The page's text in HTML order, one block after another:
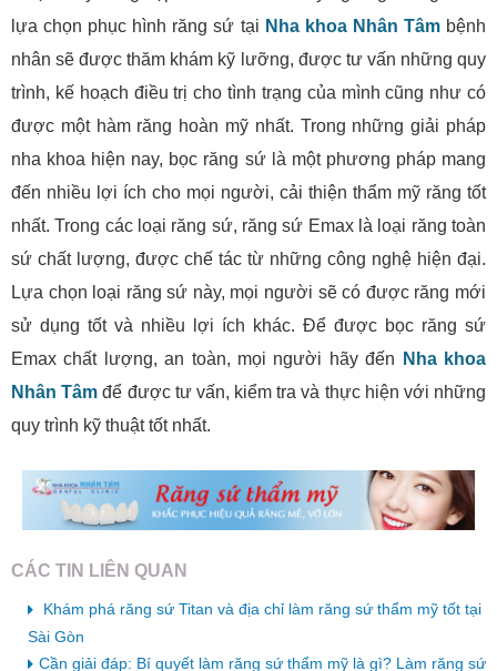
lựa chọn phục hình răng sứ tại Nha khoa Nhân Tâmbệnh
nhân sẽ được thăm khám kỹ lưỡng, được tư vấn những quy
trình, kế hoạch điều trị cho tình trạng của mình cũng như có
được một hàm răng hoàn mỹ nhất. Trong những giải pháp
nha khoa hiện nay, bọc răng sứ là một phương pháp mang
đến nhiều lợi ích cho mọi người, cải thiện thẩm mỹ răng tốt
nhất. Trong các loại răng sứ, răng sứ Emax là loại răng toàn
sứ chất lượng, được chế tác từ những công nghệ hiện đại.
Lựa chọn loại răng sứ này, mọi người sẽ có được răng mới
sử dụng tốt và nhiều lợi ích khác. Để được bọc răng sứ
Emax chất lượng, an toàn, mọi người hãy đến
Nha khoa
Nhân Tâm để được tư vấn, kiểm tra và thực hiện với những
quy trình kỹ thuật tốt nhất.
CÁC TIN LIÊN QUAN
Khám phá răng sứ Titan và địa chỉ làm răng sứ thẩm mỹ tốt tại
Sài Gòn
Cần giải đáp: Bí quyết làm răng sứ thẩm mỹ là gì? Làm răng sứ